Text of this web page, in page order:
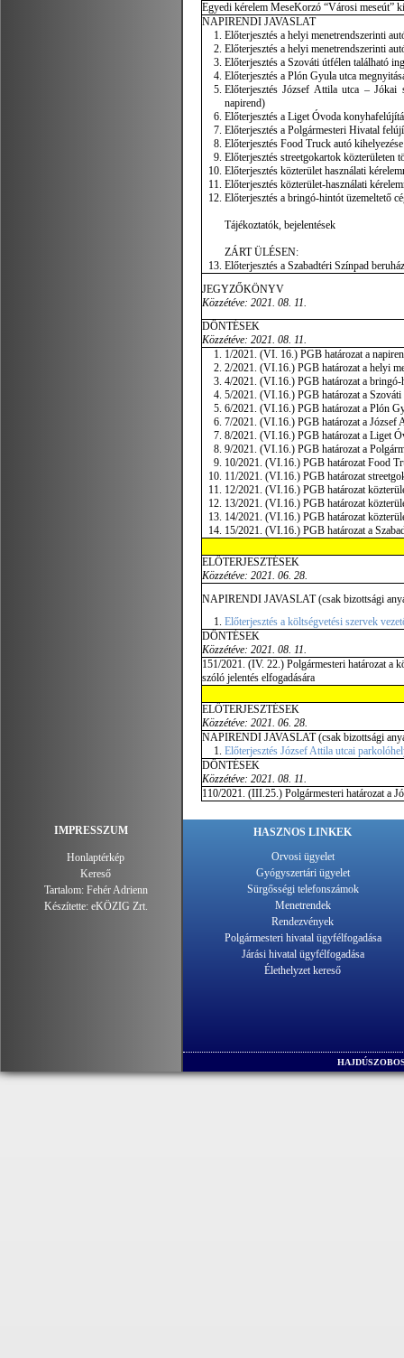
Egyedi kérelem MeseKorzó “Városi meseút”
NAPIRENDI JAVASLAT
Előterjesztés a helyi menetrendszerinti
Előterjesztés a helyi menetrendszerinti
Előterjesztés a Szováti útfélen található
Előterjesztés a Plón Gyula utca
Előterjesztés József Attila utca – Jókai
napirend)
Előterjesztés a Liget Óvoda
Előterjesztés a Polgármesteri Hivatal
Előterjesztés Food Truck autó
Előterjesztés streetgokartok közterületen
Előterjesztés közterület használati
Előterjesztés közterület-használati
Előterjesztés a bringó-hintót üzemeltető
Tájékoztatók, bejelentések
ZÁRT ÜLÉSEN:
Előterjesztés a Szabadtéri Színpad
JEGYZŐKÖNYV
Közzétéve: 2021. 08. 11.
DÖNTÉSEK
Közzétéve: 2021. 08. 11.
1/2021. (VI. 16.) PGB határozat a
2/2021. (VI.16.) PGB határozat a helyi
4/2021. (VI.16.) PGB határozat a bringó-
5/2021. (VI.16.) PGB határozat a Szováti
6/2021. (VI.16.) PGB határozat a Plón
7/2021. (VI.16.) PGB határozat a József
8/2021. (VI.16.) PGB határozat a Liget
9/2021. (VI.16.) PGB határozat a
10/2021. (VI.16.) PGB határozat Food
11/2021. (VI.16.) PGB határozat
12/2021. (VI.16.) PGB határozat
13/2021. (VI.16.) PGB határozat
14/2021. (VI.16.) PGB határozat
15/2021. (VI.16.) PGB határozat a
ELŐTERJESZTÉSEK
Közzétéve: 2021. 06. 28.
NAPIRENDI JAVASLAT (csak bizottsági
Előterjesztés a költségvetési szervek
DÖNTÉSEK
Közzétéve: 2021. 08. 11.
151/2021. (IV. 22.) Polgármesteri határozat a
szóló jelentés elfogadására
ELŐTERJESZTÉSEK
Közzétéve: 2021. 06. 28.
NAPIRENDI JAVASLAT (csak bizottsági
Előterjesztés József Attila utcai
DÖNTÉSEK
Közzétéve: 2021. 08. 11.
110/2021. (III.25.) Polgármesteri határozat a
IMPRESSZUM
Honlaptérkép
Kereső
Tartalom: Fehér Adrienn
Készítette: eKÖZIG Zrt.
HASZNOS LINKEK
Orvosi ügyelet
Gyógyszertári ügyelet
Sürgősségi telefonszámok
Menetrendek
Rendezvények
Polgármesteri hivatal ügyfélfogadása
Járási hivatal ügyfélfogadása
Élethelyzet kereső